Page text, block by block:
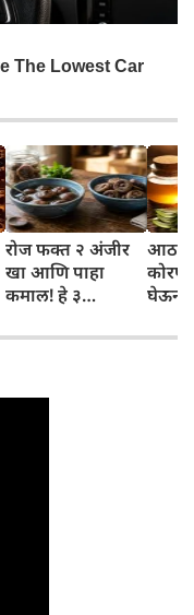
रोज फक्त २ अंजीर
खा आणि पाहा
कमाल! हे ३
तुम्हाला ठाऊक
घेऊन